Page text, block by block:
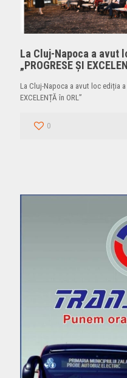
La Cluj-Napoca a avut
„PROGRESE ȘI
La Cluj-Napoca a avut loc ediția a
EXCELENȚĂ în ORL”
0